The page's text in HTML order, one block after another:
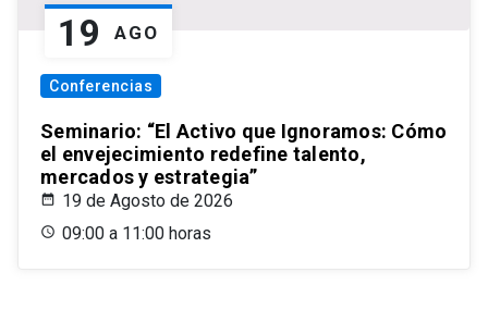
19 AGO
Conferencias
Seminario: “El Activo que Ignoramos: Cómo
el envejecimiento redefine talento,
mercados y estrategia”
19 de Agosto de 2026
09:00 a 11:00 horas